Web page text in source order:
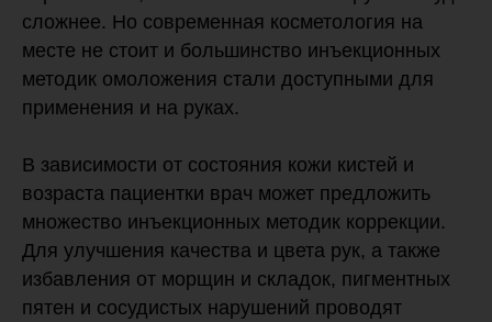
сложнее. Но современная косметология на
месте не стоит и большинство инъекционных
методик омоложения стали доступными для
применения и на руках.
В зависимости от состояния кожи кистей и
возраста пациентки врач может предложить
множество инъекционных методик коррекции.
Для улучшения качества и цвета рук, а также
избавления от морщин и складок, пигментных
пятен и сосудистых нарушений проводят